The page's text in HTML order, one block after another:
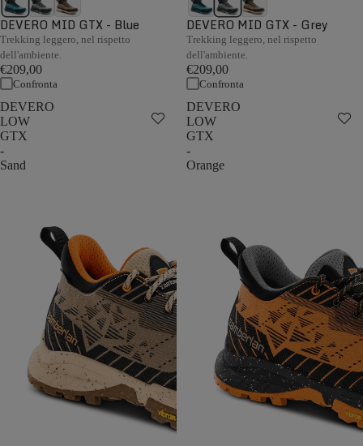
DEVERO MID GTX - Blue
Trekking leggero, nel rispetto
dell'ambiente.
€209,00
Confronta
DEVERO MID GTX - Grey
Trekking leggero, nel rispetto
dell'ambiente.
€209,00
Confronta
DEVERO
LOW
GTX
-
Sand
DEVERO
LOW
GTX
-
Orange